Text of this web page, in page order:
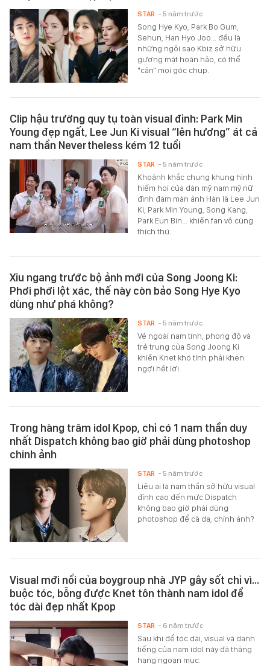
Song Hye Kyo, Park Bo Gum,
Sehun, Han Hyo Joo... đều là
những ngôi sao Kbiz sở hữu
gương mặt hoàn hảo, có thể
"cân" mọi góc chụp.
STAR - 5 năm trước
Clip hậu trường quy tụ toàn visual đỉnh: Park Min
Young đẹp ngất, Lee Jun Ki visual “lên hương” át cả
nam thần Nevertheless kém 12 tuổi
Khoảnh khắc chung khung hình
hiếm hoi của dàn mỹ nam mỹ nữ
đình đám màn ảnh Hàn là Lee Jun
Ki, Park Min Young, Song Kang,
Park Eun Bin... khiến fan vô cùng
thích thú.
STAR - 5 năm trước
Xỉu ngang trước bộ ảnh mới của Song Joong Ki:
Phơi phới lột xác, thế này còn bảo Song Hye Kyo
dùng như phá không?
Vẻ ngoài nam tính, phong độ và
trẻ trung của Song Joong Ki
khiến Knet khó tính phải khen
ngợi hết lời.
STAR - 5 năm trước
Trong hàng trăm idol Kpop, chỉ có 1 nam thần duy
nhất Dispatch không bao giờ phải dùng photoshop
chỉnh ảnh
Liệu ai là nam thần sở hữu visual
đỉnh cao đến mức Dispatch
không bao giờ phải dùng
photoshop để cà da, chỉnh ảnh?
STAR - 5 năm trước
Visual mới nổi của boygroup nhà JYP gây sốt chỉ vì...
buộc tóc, bỗng được Knet tôn thành nam idol để
tóc dài đẹp nhất Kpop
Sau khi để tóc dài, visual và danh
tiếng của nam idol này đã thăng
hạng ngoạn mục.
STAR - 6 năm trước